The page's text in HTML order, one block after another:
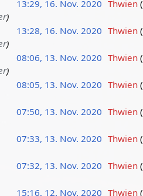
13:29, 16. Nov. 2020 Thwien
13:28, 16. Nov. 2020 Thwien
08:06, 13. Nov. 2020 Thwien
08:05, 13. Nov. 2020 Thwien
07:50, 13. Nov. 2020 Thwien
07:33, 13. Nov. 2020 Thwien
07:32, 13. Nov. 2020 Thwien
15:16, 12. Nov. 2020 Thwien